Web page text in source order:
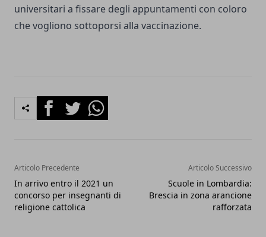
universitari a fissare degli appuntamenti con coloro
che vogliono sottoporsi alla vaccinazione.
FacebookTwitterWhatsapp
Articolo Precedente
In arrivo entro il 2021 un
concorso per insegnanti di
religione cattolica
Articolo Successivo
Scuole in Lombardia:
Brescia in zona arancione
rafforzata